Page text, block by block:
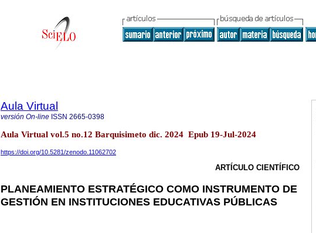
Aula Virtual
versión On-line ISSN 2665-0398
Aula Virtual vol.5 no.12 Barquisimeto dic. 2024 Epub 19-Jul-2024
https://doi.org/10.5281/zenodo.11062702
ARTÍCULO CIENTÍFICO
PLANEAMIENTO ESTRATÉGICO COMO INSTRUMENTO DE
GESTIÓN EN INSTITUCIONES EDUCATIVAS PÚBLICAS